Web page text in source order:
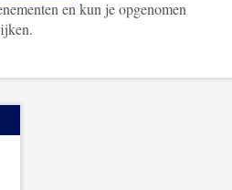
en kun je opgenomen